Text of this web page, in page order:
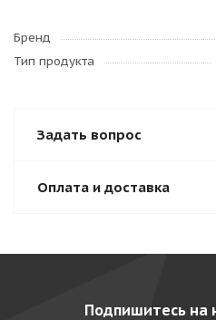
Бренд
Тип продукта
Задать вопрос
Оплата и доставка
Подпишитесь на